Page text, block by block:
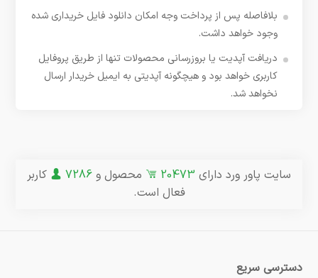
بلافاصله پس از پرداخت وجه امکان دانلود فایل خریداری شده
وجود خواهد داشت.
دریافت آپدیت یا بروزرسانی محصولات تنها از طریق پروفایل
کاربری خواهد بود و هیچگونه آپدیتی به ایمیل خریدار ارسال
نخواهد شد.
سایت پاور ورد دارای 20473 محصول و 7286
کاربر
فعال است.
دسترسی سریع